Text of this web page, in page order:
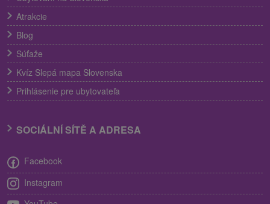
Atrakcie
Blog
Súťaže
Kvíz Slepá mapa Slovenska
Prihlásenie pre ubytovateľa
SOCIÁLNÍ SÍTĚ A ADRESA
Facebook
Instagram